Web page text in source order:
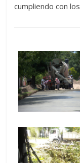
cumpliendo con